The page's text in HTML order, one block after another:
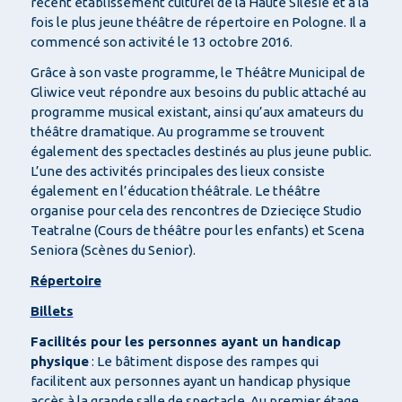
fois le plus jeune théâtre de répertoire en Pologne. Il a
commencé son activité le 13 octobre 2016.
Grâce à son vaste programme, le Théâtre Municipal de
Gliwice veut répondre aux besoins du public attaché au
programme musical existant, ainsi qu’aux amateurs du
théâtre dramatique. Au programme se trouvent
également des spectacles destinés au plus jeune public.
L’une des activités principales des lieux consiste
également en l’éducation théâtrale. Le théâtre
organise pour cela des rencontres de Dziecięce Studio
Teatralne (Cours de théâtre pour les enfants) et Scena
Seniora (Scènes du Senior).
Répertoire
Billets
Facilités pour les personnes ayant un handicap
physique: Le bâtiment dispose des rampes qui
facilitent aux personnes ayant un handicap physique